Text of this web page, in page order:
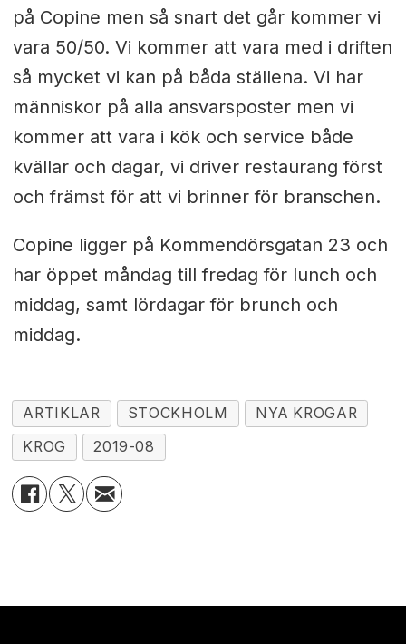
på Copine men så snart det går kommer vi
vara 50/50. Vi kommer att vara med i driften
så mycket vi kan på båda ställena. Vi har
människor på alla ansvarsposter men vi
kommer att vara i kök och service både
kvällar och dagar, vi driver restaurang först
och främst för att vi brinner för branschen.
Copine ligger på Kommendörsgatan 23 och
har öppet måndag till fredag för lunch och
middag, samt lördagar för brunch och
middag.
ARTIKLAR STOCKHOLM
NYA KROGAR
KROG
2019-08